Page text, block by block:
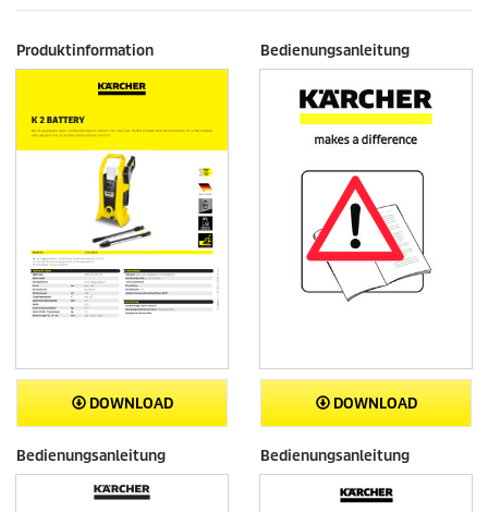
Produktinformation
DOWNLOAD
Bedienungsanleitung
DOWNLOAD
Bedienungsanleitung Bedienungsanleitung